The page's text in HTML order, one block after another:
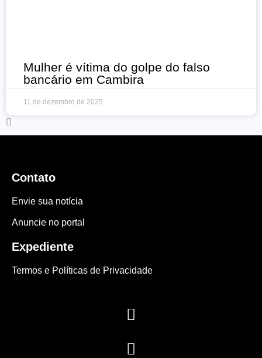
Mulher é vítima do golpe do falso
bancário em Cambira
11 de dezembro de 2025
Contato
Envie sua notícia
Anuncie no portal
Expediente
Termos e Políticas de Privacidade